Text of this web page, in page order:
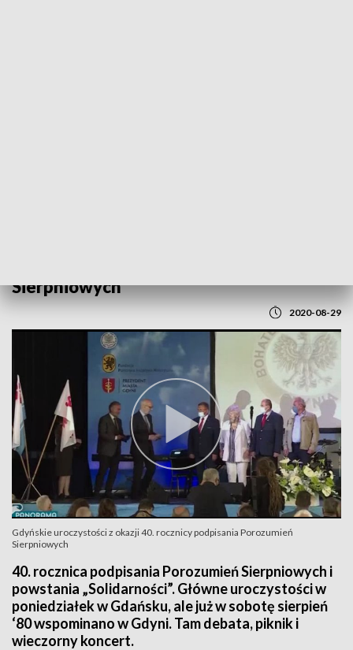
Sierpniowych
2020-08-29
Gdyńskie uroczystości z okazji 40. rocznicy podpisania Porozumień
Sierpniowych
40. rocznica podpisania Porozumień Sierpniowych i
powstania „Solidarności”. Główne uroczystości w
poniedziałek w Gdańsku, ale już w sobotę sierpień
‘80 wspominano w Gdyni. Tam debata, piknik i
wieczorny koncert.